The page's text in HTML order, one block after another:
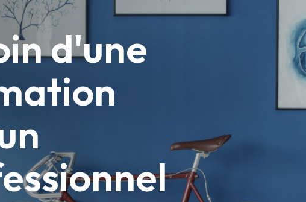
d'une